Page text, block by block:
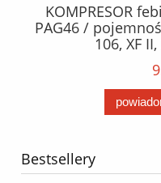
KOMPRESOR
PAG46 /
106, XF
Bestsellery